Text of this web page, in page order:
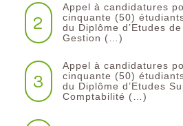
2
Appel à candidatures
cinquante (50)
du Diplôme d’Etudes
Gestion (…)
3
Appel à candidatures
cinquante (50)
du Diplôme d’Etudes
Comptabilité (…)